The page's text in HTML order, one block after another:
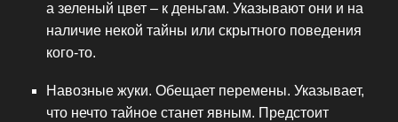
а зеленый цвет – к деньгам. Указывают они и на
наличие некой тайны или скрытного поведения
кого-то.
Навозные жуки. Обещает перемены. Указывает,
что нечто тайное станет явным. Предстоит